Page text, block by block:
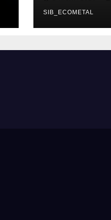
актуальных
профессий
SIB_ECOMETAL